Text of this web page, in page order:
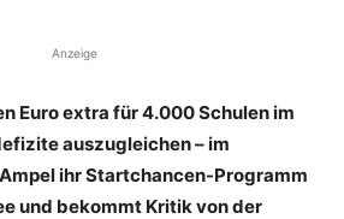
Anzeige
Euro extra für 4.000 Schulen im
auszugleichen – im
ihr Startchancen-Programm
und bekommt Kritik von der